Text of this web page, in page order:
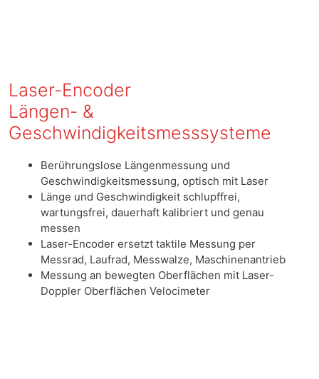
Laser-Encoder
Längen- &
Geschwindigkeitsmesssysteme
Berührungslose Längenmessung und
Geschwindigkeitsmessung, optisch mit Laser
Länge und Geschwindigkeit schlupffrei,
wartungsfrei, dauerhaft kalibriert und genau
messen
Laser-Encoder ersetzt taktile Messung per
Messrad, Laufrad, Messwalze, Maschinenantrieb
Messung an bewegten Oberflächen mit Laser-
Doppler Oberflächen Velocimeter